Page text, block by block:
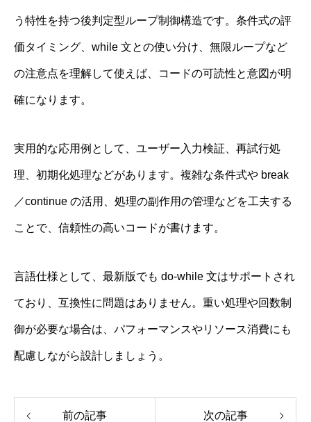
う特性を持つ後判定型ループ制御構造です。条件式の評
価タイミング、while 文との使い分け、無限ループなど
の注意点を理解して使えば、コードの可読性と意図が明
確になります。
実用的な応用例として、ユーザー入力検証、再試行処
理、初期化処理などがあります。複雑な条件式や break
／continue の活用、処理の副作用の管理などを工夫する
ことで、信頼性の高いコードが書けます。
言語仕様として、最新版でも do-while 文はサポートされ
ており、互換性に問題はありません。重い処理や回数制
御が必要な場合は、パフォーマンスやリソース消費にも
配慮しながら設計しましょう。
前の記事 次の記事